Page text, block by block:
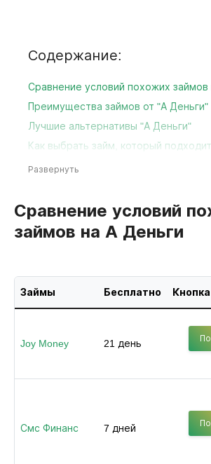
Содержание:
Сравнение условий похожих займов
Преимущества займов от "А Деньги"
Лучшие альтернативы "А Деньги"
Как выбрать займ, который
Развернуть
Сравнение условий
займов на А Деньги
Займы Бесплатно
Joy Money 21 день
Смс Финанс 7 дней